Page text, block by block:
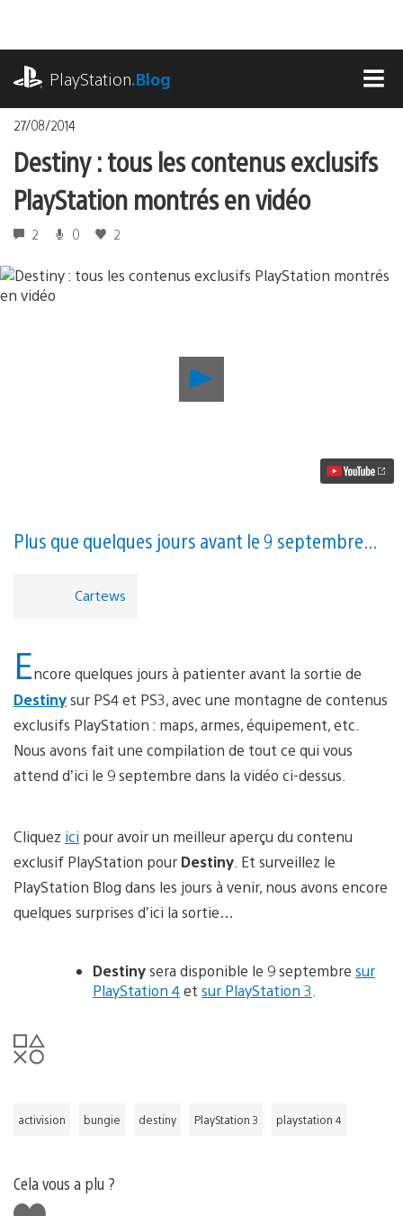
contenu
PlayStation.Blog
27/08/2014
Destiny : tous les contenus exclusifs
PlayStation montrés en vidéo
2 0 2
vidéo
montrés
en
Plus que quelques jours avant le 9 septembre...
Cartews
Encore quelques jours à patienter avant la sortie de
Destinysur PS4 et PS3, avec une montagne de contenus
exclusifs PlayStation : maps, armes, équipement, etc.
Nous avons fait une compilation de tout ce qui vous
attend d’ici le 9 septembre dans la vidéo ci-dessus.
Cliquez ici pour avoir un meilleur aperçu du contenu
exclusif PlayStation pour Destiny . Et surveillez le
PlayStation Blog dans les jours à venir, nous avons encore
quelques surprises d’ici la sortie…
Destinysera disponible le 9 septembre sur
PlayStation 4et sur PlayStation 3
activision bungie destiny PlayStation 3 playstation 4
Cela vous a plu ?
J'aime